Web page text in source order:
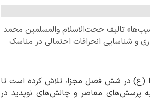
تالیف حجت‌الاسلام والمسلمین محمد
و شناسایی انحرافات احتمالی در مناسک
(ع) در شش فصل مجزا، تلاش کرده است تا
به پرسش‌های معاصر و چالش‌های نوپدید در